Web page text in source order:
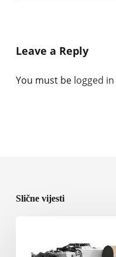
Leave a Reply
You must be logged in
Slične vijesti
predstavlja